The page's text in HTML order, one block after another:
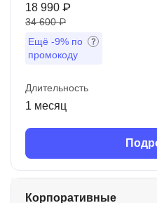
18 990 ₽
34 600 ₽
Ещё -9% по
промокоду
Длительность
1 месяц
Корпоративные